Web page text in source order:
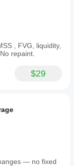
, FVG, liquidity,
repaint.
$29
— no fixed